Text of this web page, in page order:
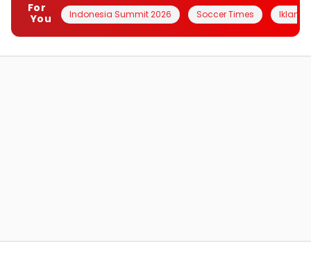
For
You
Indonesia Summit 2026 Soccer Times Iklanin